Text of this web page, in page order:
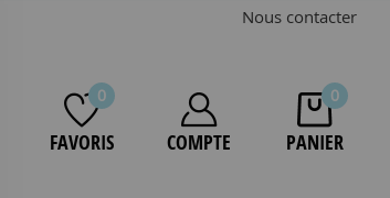
Nous contacter
0
FAVORIS COMPTE
0
PANIER